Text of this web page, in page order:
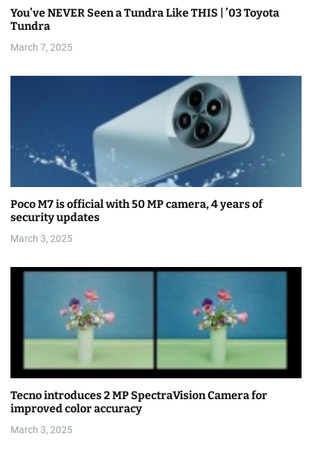
You’ve NEVER Seen a Tundra Like THIS | ’03 Toyota
Tundra
March 7, 2025
Poco M7 is official with 50 MP camera, 4 years of
security updates
March 3, 2025
Tecno introduces 2 MP SpectraVision Camera for
improved color accuracy
March 3, 2025